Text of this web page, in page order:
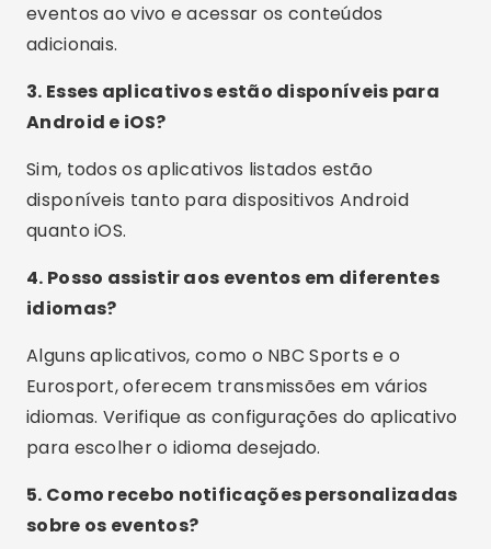
eventos ao vivo e acessar os conteúdos
adicionais.
3. Esses aplicativos estão disponíveis para
Android e iOS?
Sim, todos os aplicativos listados estão
disponíveis tanto para dispositivos Android
quanto iOS.
4. Posso assistir aos eventos em diferentes
idiomas?
Alguns aplicativos, como o NBC Sports e o
Eurosport, oferecem transmissões em vários
idiomas. Verifique as configurações do aplicativo
para escolher o idioma desejado.
5. Como recebo notificações personalizadas
sobre os eventos?